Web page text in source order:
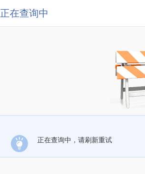
正在查询中
正在查询中，请刷新重试